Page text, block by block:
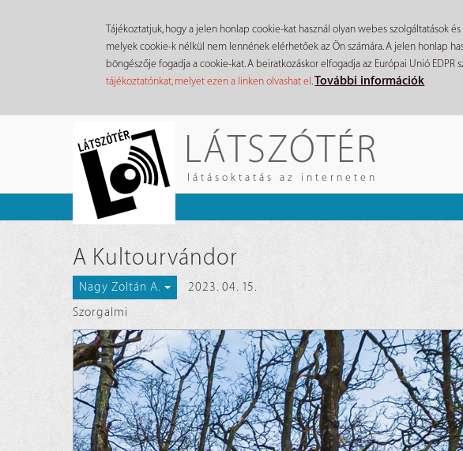
Tájékoztatjuk, hogy a jelen honlap cookie-kat használ olyan webes szolgáltatások
melyek cookie-k nélkül nem lennének elérhetőek az Ön számára. A jelen honlap
böngészője fogadja a cookie-kat. A beiratkozáskor elfogadja az Európai Unió EDPR
tájékoztatónkat, melyet ezen a linken olvashat el.További információk
LÁTSZÓTÉR
látásoktatás az interneten
A Kultourvándor
Nagy Zoltán A.
2023. 04. 15.
Szorgalmi